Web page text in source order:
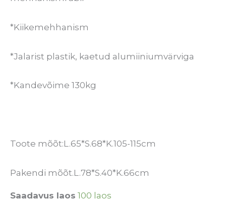
*Kiikemehhanism
*Jalarist plastik, kaetud alumiiniumvärviga
*Kandevõime 130kg
Toote mõõt:L.65*S.68*K.105-115cm
Pakendi mõõt.L.78*S.40*K.66cm
Saadavus laos 100 laos